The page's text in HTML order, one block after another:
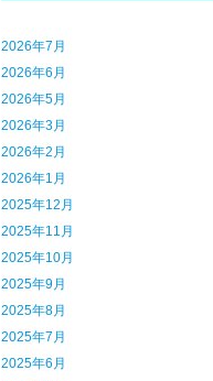
2026年7月
2026年6月
2026年5月
2026年3月
2026年2月
2026年1月
2025年12月
2025年11月
2025年10月
2025年9月
2025年8月
2025年7月
2025年6月